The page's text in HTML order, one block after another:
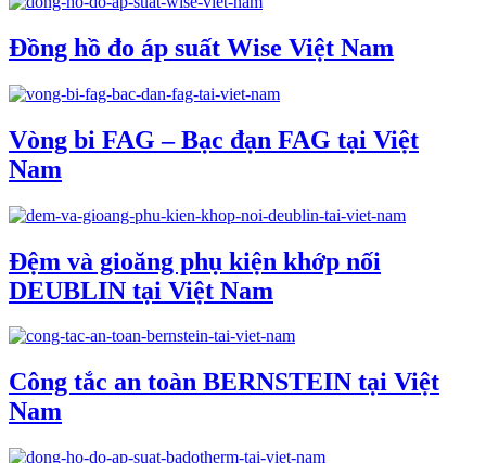
Đồng hồ đo áp suất Wise Việt Nam
Vòng bi FAG – Bạc đạn FAG tại Việt
Nam
Đệm và gioăng phụ kiện khớp nối
DEUBLIN tại Việt Nam
Công tắc an toàn BERNSTEIN tại Việt
Nam